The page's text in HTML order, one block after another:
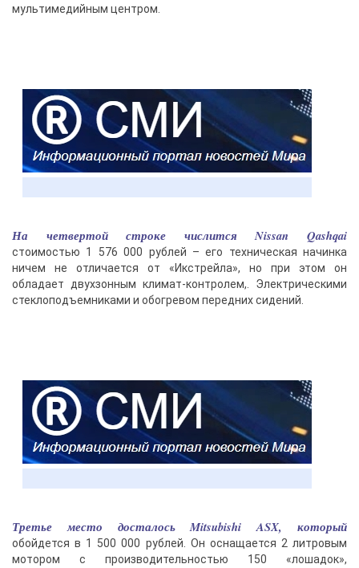
мультимедийным центром.
На четвертой строке числится Nissan Qashqai
стоимостью 1 576 000 рублей – его техническая начинка
ничем не отличается от «Икстрейла», но при этом он
обладает двухзонным климат-контролем,. Электрическими
стеклоподъемниками и обогревом передних сидений.
Третье место досталось Mitsubishi ASX, который
обойдется в 1 500 000 рублей. Он оснащается 2 литровым
мотором с производительностью 150 «лошадок»,